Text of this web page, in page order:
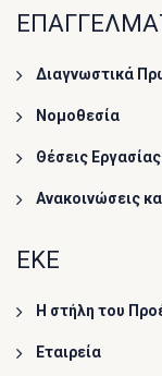
Διαγνωστικά
Νομοθεσία
Θέσεις
Ανακοινώσεις
ΕΚΕ
Η στήλη του
Εταιρεία